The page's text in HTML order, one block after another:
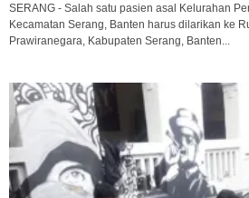
SERANG - Salah satu pasien asal Kelurahan
Kecamatan Serang, Banten harus dilarikan ke
Prawiranegara, Kabupaten Serang, Banten...